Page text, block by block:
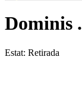
Dominis
Estat: Retirada